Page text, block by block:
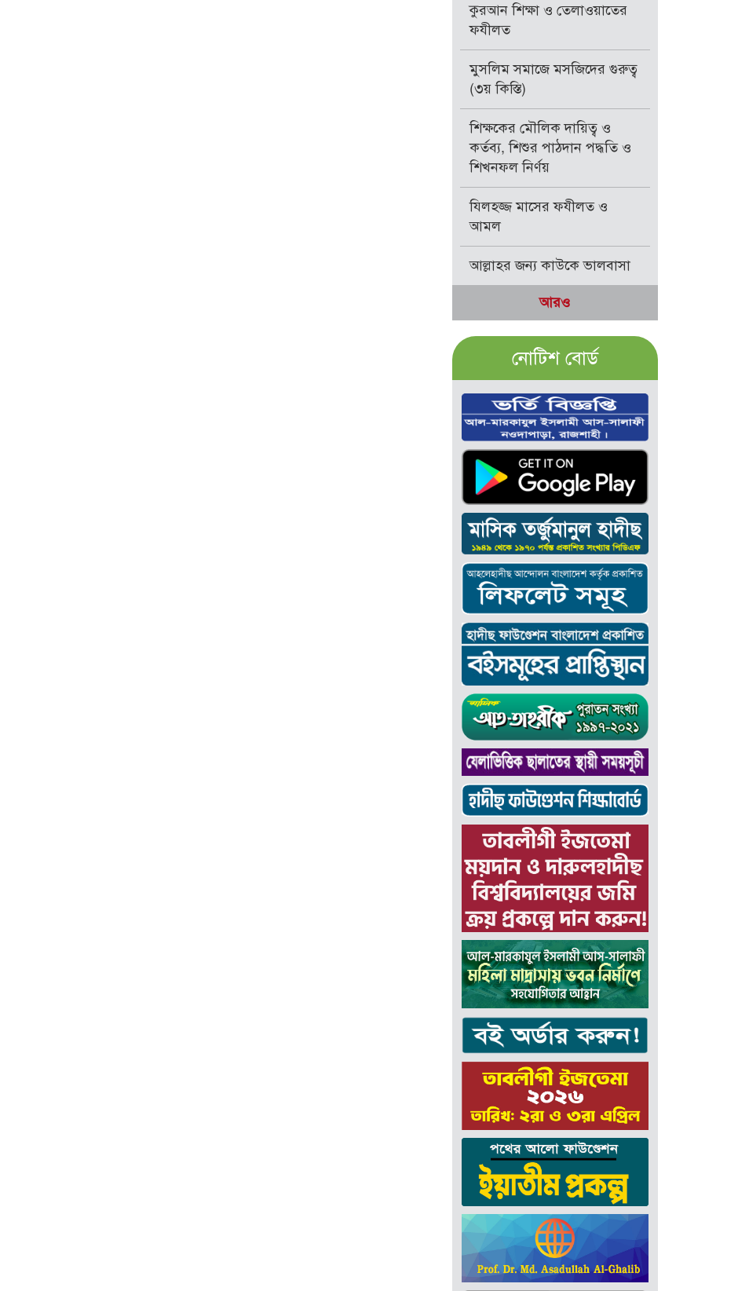
কুরআন শিক্ষা ও তেলাওয়াতের
ফযীলত
মুসলিম সমাজে মসজিদের গুরুত্ব
(৩য় কিস্তি)
শিক্ষকের মৌলিক দায়িত্ব ও
কর্তব্য, শিশুর পাঠদান পদ্ধতি ও
শিখনফল নির্ণয়
যিলহজ্জ মাসের ফযীলত ও
আমল
আল্লাহর জন্য কাউকে ভালবাসা
আরও
নোটিশ বোর্ড